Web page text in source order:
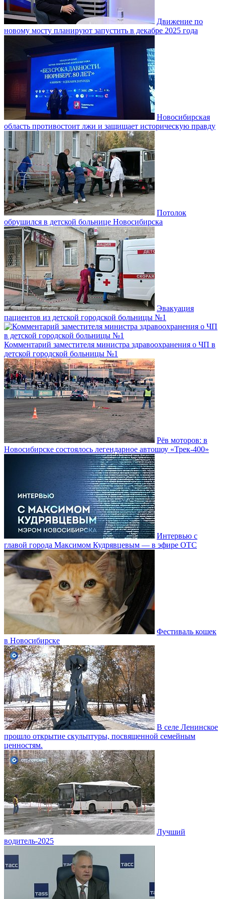
Движение по
новому мосту планируют запустить в декабре 2025 года
Новосибирская
область противостоит лжи и защищает историческую правду
Потолок
обрушился в детской больнице Новосибирска
Эвакуация
пациентов из детской городской больницы №1
Комментарий заместителя министра здравоохранения о ЧП в
детской городской больницы №1
Рёв моторов: в
Новосибирске состоялось легендарное автошоу «Трек-400»
Интервью с
главой города Максимом Кудрявцевым — в эфире ОТС
Фестиваль кошек
в Новосибирске
В селе Ленинское
прошло открытие скульптуры, посвященной семейным
ценностям.
Лучший
водитель-2025